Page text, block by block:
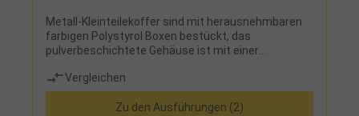
Metall-Kleinteilekoffer sind mit herausnehmbaren
farbigen Polystyrol Boxen bestückt, das
pulverbeschichtete Gehäuse ist mit einer
ausgestattet
Vergleichen
Zu den Ausführungen (2)